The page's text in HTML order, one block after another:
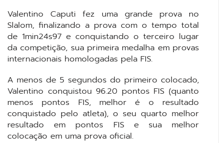
Valentino Caputi fez uma grande prova no
Slalom, finalizando a prova com o tempo total
de 1min24s97 e conquistando o terceiro lugar
da competição, sua primeira medalha em provas
internacionais homologadas pela FIS.
A menos de 5 segundos do primeiro colocado,
Valentino conquistou 96.20 pontos FIS (quanto
menos pontos FIS, melhor é o resultado
conquistado pelo atleta), o seu quarto melhor
resultado em pontos FIS e sua melhor
colocação em uma prova oficial.